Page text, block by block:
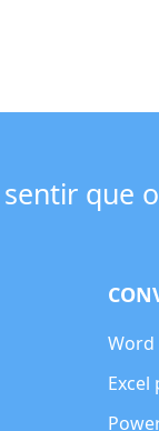
sentir que
Word
Excel